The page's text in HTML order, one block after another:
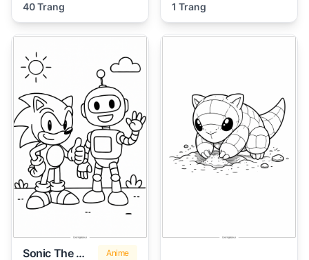
40 Trang
1 Trang
Sonic The Hedgehog
Anime